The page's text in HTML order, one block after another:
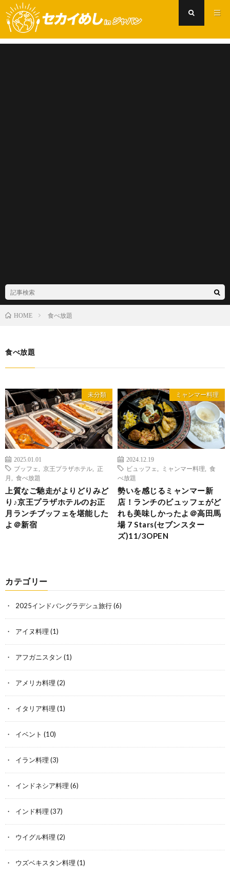
HOME 食べ放題
食べ放題
未分類
2025.01.01
ブッフェ
京王プラザホテル
正
月
食べ放題
上質なご馳走がよりどりみど
り♪京王プラザホテルのお正
月ランチブッフェを堪能した
よ＠新宿
ミャンマー料理
2024.12.19
ビュッフェ
ミャンマー料理
食
べ放題
勢いを感じるミャンマー新
店！ランチのビュッフェがど
れも美味しかったよ＠高田馬
場 7 Stars(セブンスター
ズ)11/3OPEN
カテゴリー
2025インドバングラデシュ旅行(6)
アイヌ料理 (1)
アフガニスタン (1)
アメリカ料理 (2)
イタリア料理 (1)
イベント (10)
イラン料理 (3)
インドネシア料理 (6)
インド料理 (37)
ウイグル料理 (2)
ウズベキスタン料理 (1)